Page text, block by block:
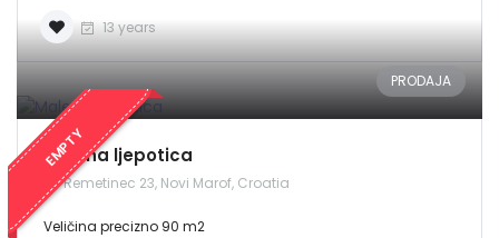
13 years
EMPTY
PRODAJA
Malena ljepotica
Remetinec 23, Novi Marof, Croatia
Veličina precizno 90 m2